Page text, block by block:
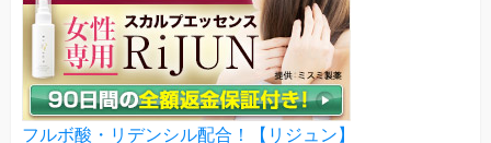
フルボ酸・リデンシル配合！【リジュン】